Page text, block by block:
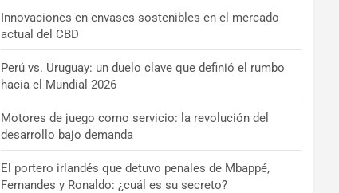
Innovaciones en envases sostenibles en el mercado
actual del CBD
Perú vs. Uruguay: un duelo clave que definió el rumbo
hacia el Mundial 2026
Motores de juego como servicio: la revolución del
desarrollo bajo demanda
El portero irlandés que detuvo penales de Mbappé,
Fernandes y Ronaldo: ¿cuál es su secreto?